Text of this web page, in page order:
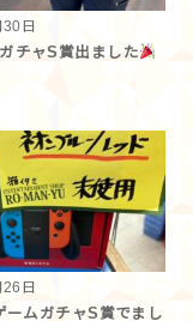
日
チャS賞出ました
日
ームガチャS賞でまし